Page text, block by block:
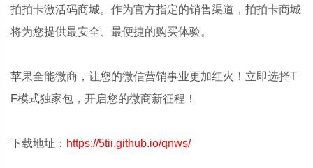
拍拍卡激活码商城。作为官方指定的销售渠道，拍拍卡商城
将为您提供最安全、最便捷的购买体验。
苹果全能微商，让您的微信营销事业更加红火！立即选择T
F模式独家包，开启您的微商新征程！
下载地址： https://5tii.github.io/qnws/